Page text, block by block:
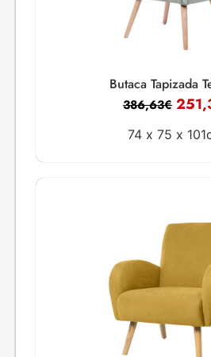
Butaca Tapizada
386,63€
74 x 75 x